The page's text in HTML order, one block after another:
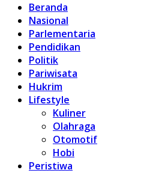
Beranda
Nasional
Parlementaria
Pendidikan
Politik
Pariwisata
Hukrim
Lifestyle
Kuliner
Olahraga
Otomotif
Hobi
Peristiwa